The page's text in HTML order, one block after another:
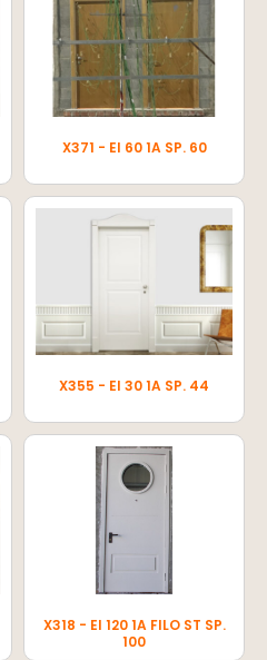
X371 - EI 60 1A SP. 60
X355 - EI 30 1A SP. 44
X318 - EI 120 1A FILO ST SP.
100